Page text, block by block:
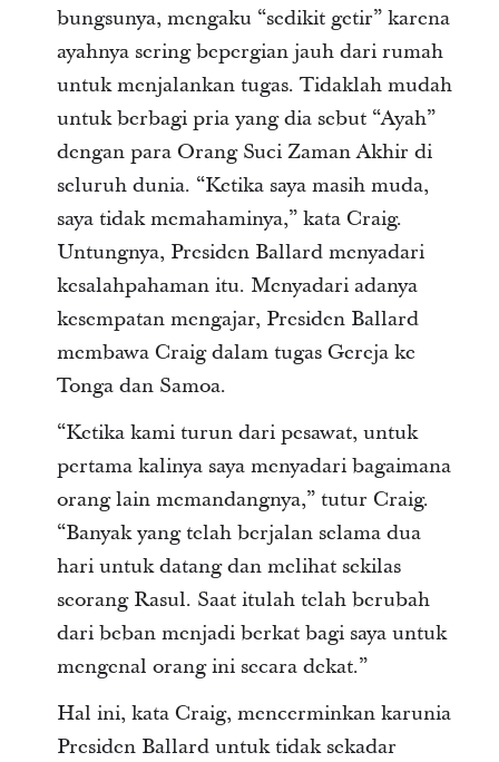
bungsunya, mengaku “sedikit getir” karena
ayahnya sering bepergian jauh dari rumah
untuk menjalankan tugas. Tidaklah mudah
untuk berbagi pria yang dia sebut “Ayah”
dengan para Orang Suci Zaman Akhir di
seluruh dunia. “Ketika saya masih muda,
saya tidak memahaminya,” kata Craig.
Untungnya, Presiden Ballard menyadari
kesalahpahaman itu. Menyadari adanya
kesempatan mengajar, Presiden Ballard
membawa Craig dalam tugas Gereja ke
Tonga dan Samoa.
“Ketika kami turun dari pesawat, untuk
pertama kalinya saya menyadari bagaimana
orang lain memandangnya,” tutur Craig.
“Banyak yang telah berjalan selama dua
hari untuk datang dan melihat sekilas
seorang Rasul. Saat itulah telah berubah
dari beban menjadi berkat bagi saya untuk
mengenal orang ini secara dekat.”
Hal ini, kata Craig, mencerminkan karunia
Presiden Ballard untuk tidak sekadar